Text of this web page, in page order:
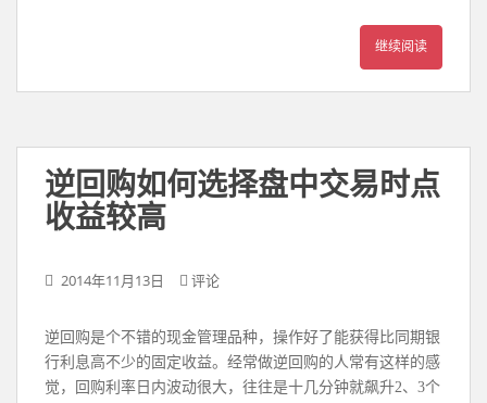
继续阅读
逆回购如何选择盘中交易时点
收益较高
2014年11月13日 评论
逆回购是个不错的现金管理品种，操作好了能获得比同期银
行利息高不少的固定收益。经常做逆回购的人常有这样的感
觉，回购利率日内波动很大，往往是十几分钟就飙升2、3个